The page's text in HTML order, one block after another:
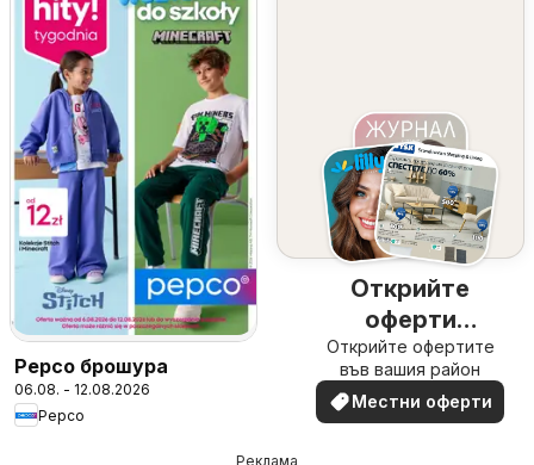
Pepco брошура
06.08. - 12.08.2026
Pepco
Открийте
оферти
наблизо
Открийте офертите
във вашия район
Местни оферти
Реклама